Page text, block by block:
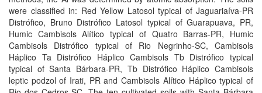
were classified in: Red Yellow Latosol typical of Jaguariaíva-PR
Distrófico, Bruno Distrófico Latosol typical of Guarapuava, PR,
Humic Cambisols Alítico typical of Quatro Barras-PR, Humic
Cambisols Distrófico typical of Rio Negrinho-SC, Cambisols
Háplico Ta Distrófico Háplico Cambisols Tb Distrófico typical
typical of Santa Bárbara-PR, Tb Distrófico Háplico Cambisols
leptic podzol of Irati, PR and Cambisols Alítico Háplico typical of